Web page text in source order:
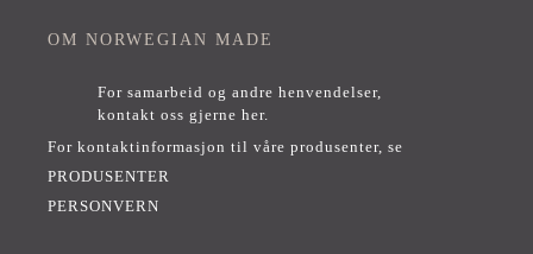
OM NORWEGIAN MADE
For samarbeid og andre henvendelser,
kontakt oss gjerne her.
For kontaktinformasjon til våre produsenter, se
PRODUSENTER
PERSONVERN